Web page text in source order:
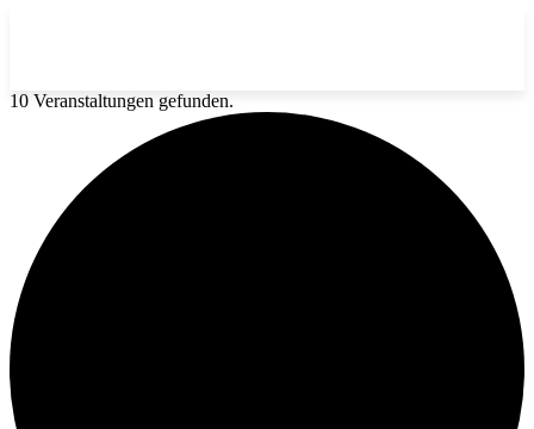
10 Veranstaltungen gefunden.